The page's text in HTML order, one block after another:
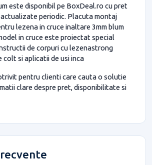
este disponibil pe BoxDeal.ro cu pret
periodic. Placuta montaj
lezena in cruce inaltare 3mm blum
in cruce este proiectat special
de corpuri cu lezenastrong
si aplicatii de usi inca
pentru clienti care cauta o solutie
clare despre pret, disponibilitate si